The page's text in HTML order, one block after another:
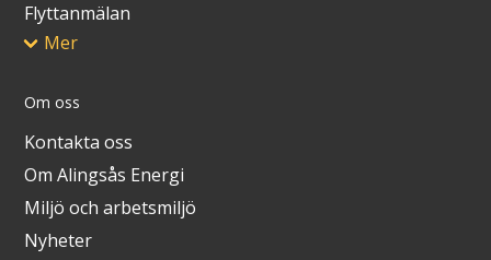
Flyttanmälan
Mer
Om oss
Kontakta oss
Om Alingsås Energi
Miljö och arbetsmiljö
Nyheter